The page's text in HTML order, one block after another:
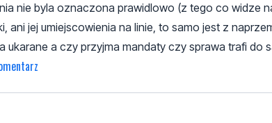
nie byla oznaczona prawidlowo (z tego co widze
ani jej umiejscowienia na linie, to samo jest z
a czy przyjma mandaty czy sprawa trafi do